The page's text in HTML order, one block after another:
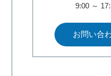
9:00～
お問い合